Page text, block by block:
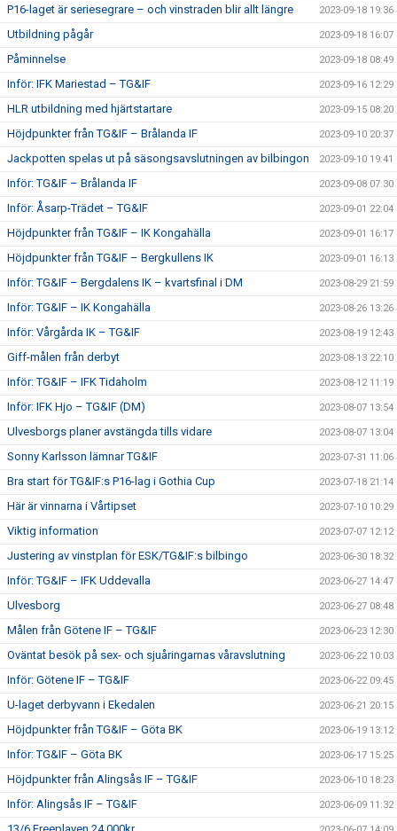
P16-laget är seriesegrare – och vinstraden blir allt längre 2023-09-18 19:36
Utbildning pågår 2023-09-18 16:07
Påminnelse 2023-09-18 08:49
Inför: IFK Mariestad – TG&IF 2023-09-16 12:29
HLR utbildning med hjärtstartare 2023-09-15 08:20
Höjdpunkter från TG&IF – Brålanda IF 2023-09-10 20:37
Jackpotten spelas ut på säsongsavslutningen av bilbingon 2023-09-10 19:41
Inför: TG&IF – Brålanda IF 2023-09-08 07:30
Inför: Åsarp-Trädet – TG&IF 2023-09-01 22:04
Höjdpunkter från TG&IF – IK Kongahälla 2023-09-01 16:17
Höjdpunkter från TG&IF – Bergkullens IK 2023-09-01 16:13
Inför: TG&IF – Bergdalens IK – kvartsfinal i DM 2023-08-29 21:59
Inför: TG&IF – IK Kongahälla 2023-08-26 13:26
Inför: Vårgårda IK – TG&IF 2023-08-19 12:43
Giff-målen från derbyt 2023-08-13 22:10
Inför: TG&IF – IFK Tidaholm 2023-08-12 11:19
Inför: IFK Hjo – TG&IF (DM) 2023-08-07 13:54
Ulvesborgs planer avstängda tills vidare 2023-08-07 13:04
Sonny Karlsson lämnar TG&IF 2023-07-31 11:06
Bra start för TG&IF:s P16-lag i Gothia Cup 2023-07-18 21:14
Här är vinnarna i Vårtipset 2023-07-10 10:29
Viktig information 2023-07-07 12:12
Justering av vinstplan för ESK/TG&IF:s bilbingo 2023-06-30 18:32
Inför: TG&IF – IFK Uddevalla 2023-06-27 14:47
Ulvesborg 2023-06-27 08:48
Målen från Götene IF – TG&IF 2023-06-23 12:30
Oväntat besök på sex- och sjuåringarnas våravslutning 2023-06-22 10:03
Inför: Götene IF – TG&IF 2023-06-22 09:45
U-laget derbyvann i Ekedalen 2023-06-21 20:15
Höjdpunkter från TG&IF – Göta BK 2023-06-19 13:12
Inför: TG&IF – Göta BK 2023-06-17 15:25
Höjdpunkter från Alingsås IF – TG&IF 2023-06-10 18:23
Inför: Alingsås IF – TG&IF 2023-06-09 11:32